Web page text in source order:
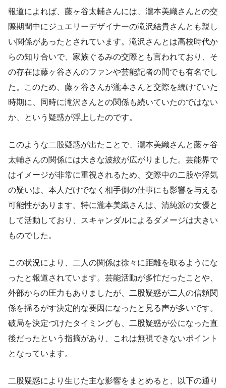
報道によれば、藤ヶ谷太輔さんには、瀧本美織さんとの交
際期間中にジュエリーデザイナーの滝沢結貴さんとも親し
い関係があったとされています。滝沢さんとは高校時代か
らの知り合いで、家族ぐるみの交際とも言われており、そ
の存在は藤ヶ谷さんのファンや芸能記者の間でも有名でし
た。このため、藤ヶ谷さんが瀧本さんと交際を続けていた
時期に、同時に滝沢さんとの関係も続いていたのではない
か、という疑惑が浮上したのです。
このような二股疑惑が出たことで、瀧本美織さんと藤ヶ谷
太輔さんの関係には大きな波紋が広がりました。芸能界で
はイメージが非常に重視されるため、交際中の二股や浮気
の疑いは、本人だけでなく相手側の仕事にも影響を与える
可能性があります。特に瀧本美織さんは、清純派の女優と
して活動しており、スキャンダルによるダメージは大きい
ものでした。
この状況により、二人の関係は徐々に距離を取るようにな
ったと報道されています。芸能活動が多忙だったことや、
外部からの圧力もありましたが、二股疑惑が二人の信頼関
係を揺るがす決定的な要因になったと見る声が多いです。
破局を決定づけたタイミングも、二股疑惑が公になった直
後だったという指摘があり、これは無視できないポイント
となっています。
二股疑惑により生じた主な影響をまとめると、以下の通り